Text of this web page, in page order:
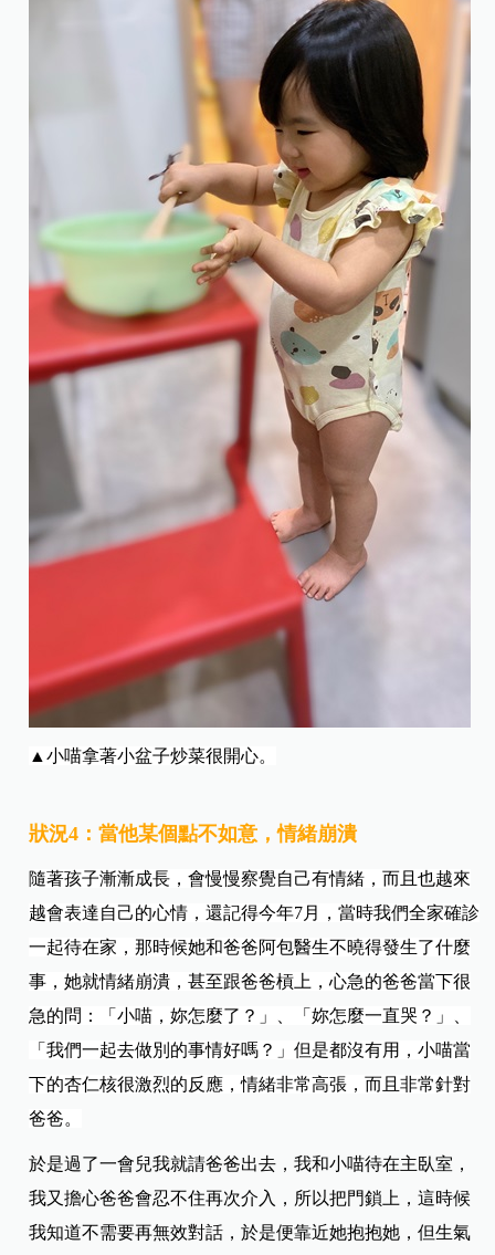
▲小喵拿著小盆子炒菜很開心。
狀況4：當他某個點不如意，情緒崩潰
隨著孩子漸漸成長，會慢慢察覺自己有情緒，而且也越來
越會表達自己的心情，還記得今年7月，當時我們全家確診
一起待在家，那時候她和爸爸阿包醫生不曉得發生了什麼
事，她就情緒崩潰，甚至跟爸爸槓上，心急的爸爸當下很
急的問：「小喵，妳怎麼了？」、「妳怎麼一直哭？」、
「我們一起去做別的事情好嗎？」但是都沒有用，小喵當
下的杏仁核很激烈的反應，情緒非常高張，而且非常針對
爸爸。
於是過了一會兒我就請爸爸出去，我和小喵待在主臥室，
我又擔心爸爸會忍不住再次介入，所以把門鎖上，這時候
我知道不需要再無效對話，於是便靠近她抱抱她，但生氣